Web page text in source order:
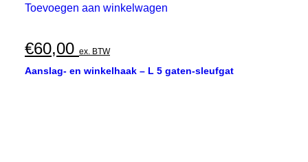
Toevoegen aan winkelwagen
€60,00 ex. BTW
Aanslag- en winkelhaak – L 5 gaten-sleufgat